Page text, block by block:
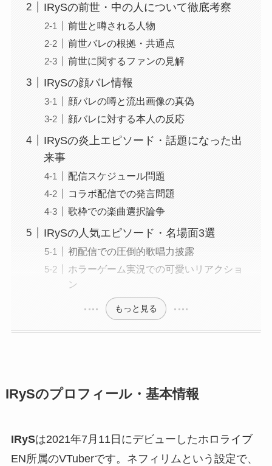
IRySの前世・中の人について徹底考察
前世と噂される人物
前世バレの根拠・共通点
前世に関するファンの見解
IRySの顔バレ情報
顔バレの噂と流出画像の真偽
顔バレに対する本人の反応
IRySの炎上エピソード・話題になった出
来事
配信スケジュール問題
コラボ配信での発言問題
歌枠での楽曲選択論争
IRySの人気エピソード・名場面3選
初配信での圧倒的歌唱力披露
ホラーゲーム実況での可愛いリアクショ
ン
もっと見る
IRySのプロフィール・基本情報
IRySは2021年7月11日にデビューしたホロライブ
EN所属のVTuberです。ネフィリムという設定で、